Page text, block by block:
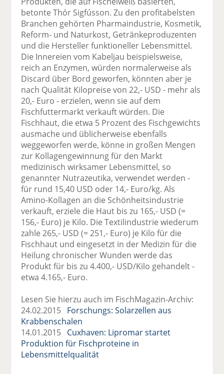
betonte Thór Sigfússon. Zu den profitabelsten
Branchen gehörten Pharmaindustrie, Kosmetik,
Reform- und Naturkost, Getränkeproduzenten
und die Hersteller funktioneller Lebensmittel.
Die Innereien vom Kabeljau beispielsweise,
reich an Enzymen, würden normalerweise als
Discard über Bord geworfen, könnten aber je
nach Qualität Kilopreise von 22,- USD - mehr als
20,- Euro - erzielen, wenn sie auf dem
Fischfuttermarkt verkauft würden. Die
Fischhaut, die etwa 5 Prozent des Fischgewichts
ausmache und üblicherweise ebenfalls
weggeworfen werde, könne in großen Mengen
zur Kollagengewinnung für den Markt
medizinisch wirksamer Lebensmittel, so
genannter Nutrazeutika, verwendet werden -
für rund 15,40 USD oder 14,- Euro/kg. Als
Amino-Kollagen an die Schönheitsindustrie
verkauft, erziele die Haut bis zu 165,- USD (=
156,- Euro) je Kilo. Die Textilindustrie wiederum
zahle 265,- USD (= 251,- Euro) je Kilo für die
Fischhaut und eingesetzt in der Medizin für die
Heilung chronischer Wunden werde das
Produkt für bis zu 4.400,- USD/Kilo gehandelt -
etwa 4.165,- Euro.
Lesen Sie hierzu auch im FischMagazin-Archiv:
24.02.2015 Forschungs: Solarzellen aus
Krabbenschalen
14.01.2015 Cuxhaven: Lipromar startet
Produktion für Fischproteine in
Lebensmittelqualität